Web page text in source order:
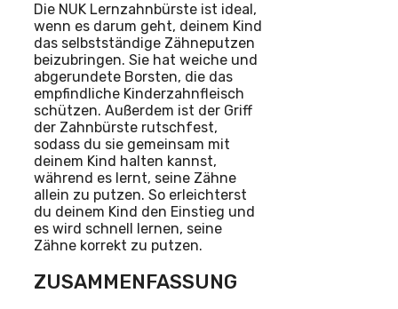
Die NUK Lernzahnbürste ist ideal,
wenn es darum geht, deinem Kind
das selbstständige Zähneputzen
beizubringen. Sie hat weiche und
abgerundete Borsten, die das
empfindliche Kinderzahnfleisch
schützen. Außerdem ist der Griff
der Zahnbürste rutschfest,
sodass du sie gemeinsam mit
deinem Kind halten kannst,
während es lernt, seine Zähne
allein zu putzen. So erleichterst
du deinem Kind den Einstieg und
es wird schnell lernen, seine
Zähne korrekt zu putzen.
ZUSAMMENFASSUNG